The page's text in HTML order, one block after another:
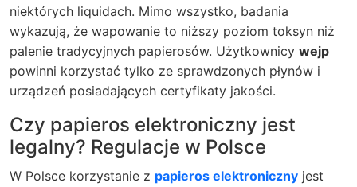
niektórych liquidach. Mimo wszystko, badania
wykazują, że wapowanie to niższy poziom toksyn niż
palenie tradycyjnych papierosów. Użytkownicy wejp
powinni korzystać tylko ze sprawdzonych płynów i
urządzeń posiadających certyfikaty jakości.
Czy papieros elektroniczny jest
legalny? Regulacje w Polsce
W Polsce korzystanie z papieros elektroniczny jest